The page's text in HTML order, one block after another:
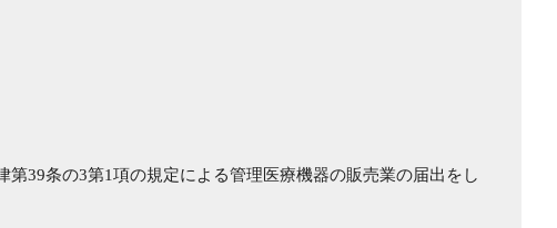
39条の3第1項の規定による管理医療機器の販売業の届出をし